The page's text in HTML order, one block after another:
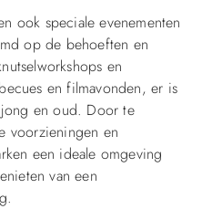
ook speciale evenementen
op de behoeften en
en
en filmavonden, er is
en oud. Door te
voorzieningen en
een ideale omgeving
van een